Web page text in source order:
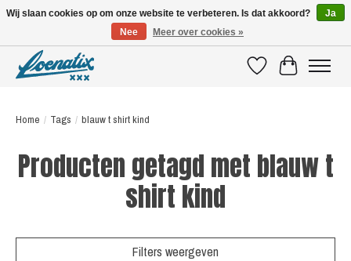
VerlanglijstWinkelwagen
Home / Tags / blauw t shirt kind
Producten getagd met blauw t
shirt kind
Filters weergeven
Wij slaan cookies op om onze website te verbeteren. Is dat akkoord?
Ja
Nee
Meer over cookies »